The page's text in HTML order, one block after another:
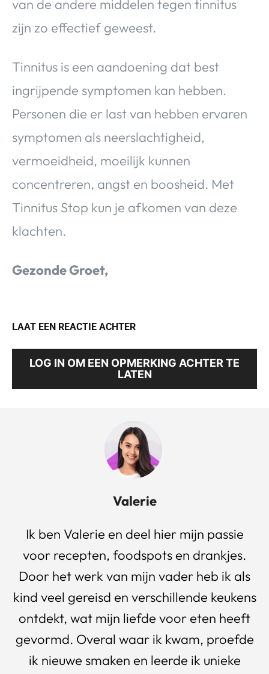
van de andere middelen tegen tinnitus
zijn zo effectief geweest.
Tinnitus is een aandoening dat best
ingrijpende symptomen kan hebben.
Personen die er last van hebben ervaren
symptomen als neerslachtigheid,
vermoeidheid, moeilijk kunnen
concentreren, angst en boosheid. Met
Tinnitus Stop kun je afkomen van deze
klachten.
Gezonde Groet,
LAAT EEN REACTIE ACHTER
LOG IN OM EEN OPMERKING ACHTER TE
LATEN
Valerie
Ik ben Valerie en deel hier mijn passie
voor recepten, foodspots en drankjes.
Door het werk van mijn vader heb ik als
kind veel gereisd en verschillende keukens
ontdekt, wat mijn liefde voor eten heeft
gevormd. Overal waar ik kwam, proefde
ik nieuwe smaken en leerde ik unieke